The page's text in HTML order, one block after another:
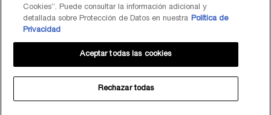
Black Friday
Cookies”. Puede consultar la información adicional y
detallada sobre Protección de Datos en nuestra Política de
Privacidad
Rechazar todas
Aceptar todas las cookies